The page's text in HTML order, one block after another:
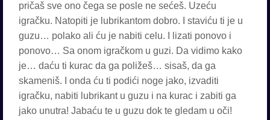
pričaš sve ono čega se posle ne sećeš. Uzeću
igračku. Natopiti je lubrikantom dobro. I staviću ti je u
guzu… polako ali ću je nabiti celu. I lizati ponovo i
ponovo… Sa onom igračkom u guzi. Da vidimo kako
je… daću ti kurac da ga poližeš… sisaš, da ga
skameniš. I onda ću ti podići noge jako, izvaditi
igračku, nabiti lubrikant u guzu i na kurac i zabiti ga
jako unutra! Jabaću te u guzu dok te gledam u oči!